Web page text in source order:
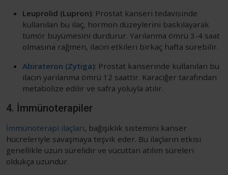
Leuprolid (Lupron): Prostat kanseri tedavisinde
kullanılan bu ilaç, hormon düzeylerini baskılayarak
tümör büyümesini durdurur. Yarılanma ömrü 3-4 saat
olmasına rağmen, ilacın etkileri birkaç hafta sürebilir.
Abirateron (Zytiga): Prostat kanserinde kullanılan bu
ilacın yarılanma ömrü 12 saattir. Karaciğer tarafından
metabolize edilir ve safra yoluyla atılır.
4. İmmünoterapiler
İmmünoterapi ilaçları, bağışıklık sistemini kanser
hücreleriyle savaşmaya teşvik eder. Bu ilaçların etkisi
genellikle uzun sürelidir ve vücuttan atılım süreleri
oldukça uzundur.